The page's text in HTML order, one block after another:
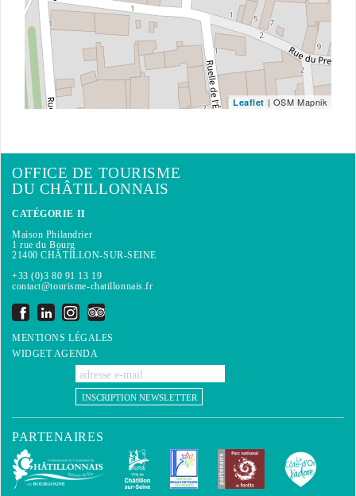
Leaflet | OSM Mapnik
OFFICE DE TOURISME
DU CHÂTILLONNAIS
CATÉGORIE II
Maison Philandrier
1 rue du Bourg
21400 CHÂTILLON-SUR-SEINE
+33 (0)3 80 91 13 19
contact@tourisme-chatillonnais.fr
MENTIONS LÉGALES
WIDGET AGENDA
INSCRIPTION NEWSLETTER
PARTENAIRES